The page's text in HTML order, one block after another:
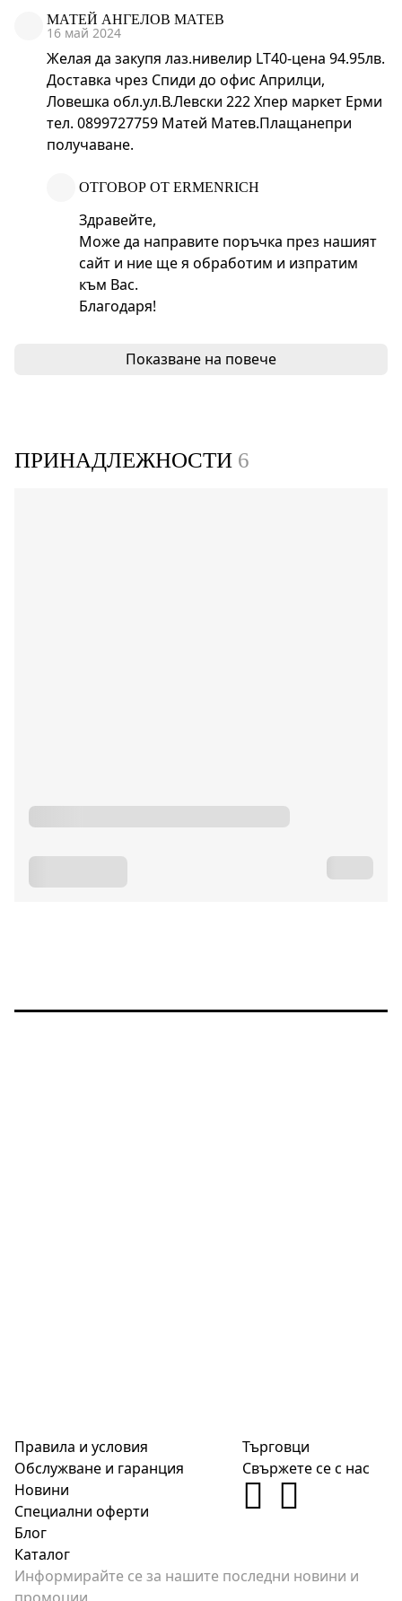
МАТЕЙ АНГЕЛОВ МАТЕВ
16 май 2024
Желая да закупя лаз.нивелир LT40-цена 94.95лв.
Доставка чрез Спиди до офис Априлци,
Ловешка обл.ул.В.Левски 222 Хпер маркет Ерми
тел. 0899727759 Матей Матев.Плащанепри
получаване.
ОТГОВОР ОТ ERMENRICH
Здравейте,
Може да направите поръчка през нашият
сайт и ние ще я обработим и изпратим
към Вас.
Благодаря!
Показване на повече
ПРИНАДЛЕЖНОСТИ 6
Правила и условия
Обслужване и гаранция
Новини
Специални оферти
Блог
Каталог
Търговци
Свържете се с нас
Информирайте се за нашите последни новини и